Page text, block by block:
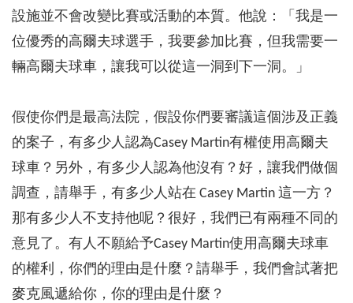
設施並不會改變比賽或活動的本質。他說：「我是一
位優秀的高爾夫球選手，我要參加比賽，但我需要一
輛高爾夫球車，讓我可以從這一洞到下一洞。」
假使你們是最高法院，假設你們要審議這個涉及正義
的案子，有多少人認為Casey Martin有權使用高爾夫
球車？另外，有多少人認為他沒有？好，讓我們做個
調查，請舉手，有多少人站在 Casey Martin 這一方？
那有多少人不支持他呢？很好，我們已有兩種不同的
意見了。有人不願給予Casey Martin使用高爾夫球車
的權利，你們的理由是什麼？請舉手，我們會試著把
麥克風遞給你，你的理由是什麼？